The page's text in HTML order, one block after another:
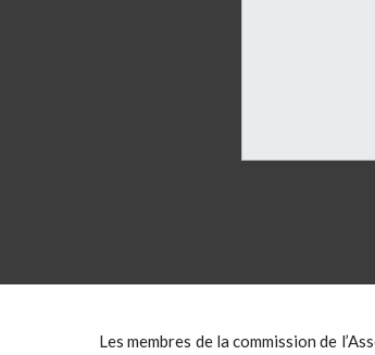
Les membres de la commission de